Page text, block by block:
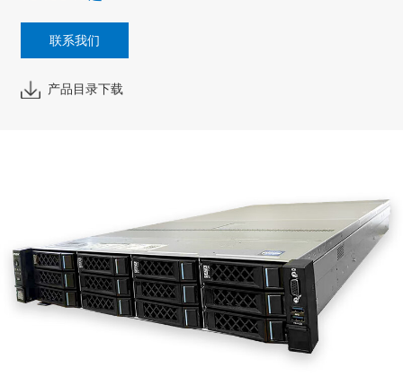
联系我们
产品目录下载